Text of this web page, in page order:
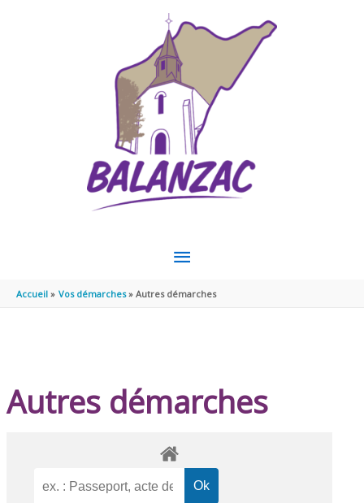
MENU
PRINCIPAL
Accueil Vos démarches Autres démarches
Autres démarches